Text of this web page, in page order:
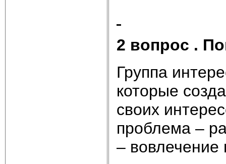
2 вопрос .
Группа
которые
своих
проблема –
– вовлечение